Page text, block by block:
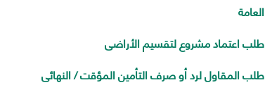
العامة
طلب اعتماد مشروع لتقسيم الأراضى
طلب المقاول لرد أو صرف التأمين المؤقت / النهائى